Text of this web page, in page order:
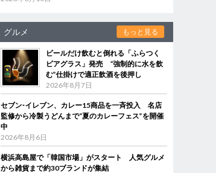
グルメ もっと見る
ビールだけ飲むと倒れる「ふらつく
ビアグラス」発売 “強制的に水を飲
む”仕掛けで適正飲酒を後押し
2026年8月7日
セブン‐イレブン、カレー15商品を一斉投入 名店
監修から冷製うどんまで“夏のカレーフェス”を開催
中
2026年8月6日
横浜高島屋で「韓国市場」がスタート 人気グルメ
から雑貨まで約30ブランドが集結